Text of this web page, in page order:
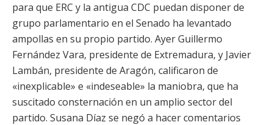
para que ERC y la antigua CDC puedan disponer de
grupo parlamentario en el Senado ha levantado
ampollas en su propio partido. Ayer Guillermo
Fernández Vara, presidente de Extremadura, y Javier
Lambán, presidente de Aragón, calificaron de
«inexplicable» e «indeseable» la maniobra, que ha
suscitado consternación en un amplio sector del
partido. Susana Díaz se negó a hacer comentarios